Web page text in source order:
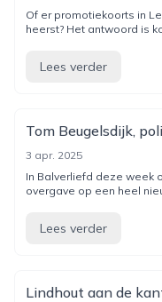
Of er promotiekoorts in
heerst? Het antwoord is
Lees verder
Tom Beugelsdijk,
3 apr. 2025
In Balverliefd deze week
overgave op een heel
Lees verder
Lindhout aan de